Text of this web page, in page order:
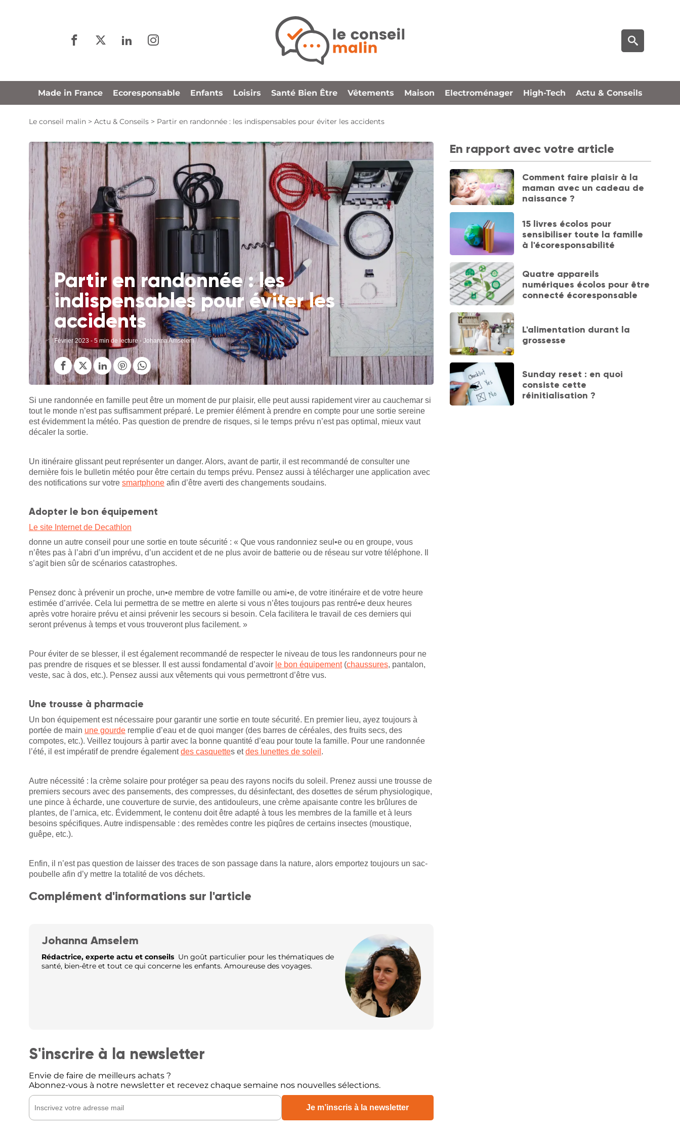
Made in France Ecoresponsable Enfants Loisirs Santé Bien Être Vêtements Maison Electroménager High-Tech Actu & Conseils
Le conseil malin > Actu & Conseils > Partir en randonnée : les indispensables pour éviter les accidents
Partir en randonnée : les
indispensables pour éviter les
accidents
Février 2023 - 5 min de lecture - Johanna Amselem
Si une randonnée en famille peut être un moment de pur plaisir, elle peut aussi rapidement virer au cauchemar si
tout le monde n’est pas suffisamment préparé. Le premier élément à prendre en compte pour une sortie sereine
est évidemment la météo. Pas question de prendre de risques, si le temps prévu n’est pas optimal, mieux vaut
décaler la sortie.
Un itinéraire glissant peut représenter un danger. Alors, avant de partir, il est recommandé de consulter une
dernière fois le bulletin météo pour être certain du temps prévu. Pensez aussi à télécharger une application avec
des notifications sur votre smartphone afin d’être averti des changements soudains.
Adopter le bon équipement
Le site Internet de Decathlon
donne un autre conseil pour une sortie en toute sécurité : « Que vous randonniez seul•e ou en groupe, vous
n’êtes pas à l’abri d’un imprévu, d’un accident et de ne plus avoir de batterie ou de réseau sur votre téléphone. Il
s’agit bien sûr de scénarios catastrophes.
Pensez donc à prévenir un proche, un•e membre de votre famille ou ami•e, de votre itinéraire et de votre heure
estimée d’arrivée. Cela lui permettra de se mettre en alerte si vous n’êtes toujours pas rentré•e deux heures
après votre horaire prévu et ainsi prévenir les secours si besoin. Cela facilitera le travail de ces derniers qui
seront prévenus à temps et vous trouveront plus facilement. »
Pour éviter de se blesser, il est également recommandé de respecter le niveau de tous les randonneurs pour ne
pas prendre de risques et se blesser. Il est aussi fondamental d’avoir le bon équipement(chaussures, pantalon,
veste, sac à dos, etc.). Pensez aussi aux vêtements qui vous permettront d’être vus.
Une trousse à pharmacie
Un bon équipement est nécessaire pour garantir une sortie en toute sécurité. En premier lieu, ayez toujours à
portée de main une gourde remplie d’eau et de quoi manger (des barres de céréales, des fruits secs, des
compotes, etc.). Veillez toujours à partir avec la bonne quantité d’eau pour toute la famille. Pour une randonnée
l’été, il est impératif de prendre égalementdes casquettes etdes lunettes de soleil .
Autre nécessité : la crème solaire pour protéger sa peau des rayons nocifs du soleil. Prenez aussi une trousse de
premiers secours avec des pansements, des compresses, du désinfectant, des dosettes de sérum physiologique,
une pince à écharde, une couverture de survie, des antidouleurs, une crème apaisante contre les brûlures de
plantes, de l’arnica, etc. Évidemment, le contenu doit être adapté à tous les membres de la famille et à leurs
besoins spécifiques. Autre indispensable : des remèdes contre les piqûres de certains insectes (moustique,
guêpe, etc.).
Enfin, il n’est pas question de laisser des traces de son passage dans la nature, alors emportez toujours un sac-
poubelle afin d’y mettre la totalité de vos déchets.
Complément d'informations sur l'article
Johanna Amselem
Rédactrice, experte actu et conseils Un goût particulier pour les thématiques de
santé, bien-être et tout ce qui concerne les enfants. Amoureuse des voyages.
S'inscrire à la newsletter
Envie de faire de meilleurs achats ?
Abonnez-vous à notre newsletter et recevez chaque semaine nos nouvelles sélections.
En rapport avec votre article
Comment faire plaisir à la
maman avec un cadeau de
naissance ?
15 livres écolos pour
sensibiliser toute la famille
à l'écoresponsabilité
Quatre appareils
numériques écolos pour être
connecté écoresponsable
L'alimentation durant la
grossesse
Sunday reset : en quoi
consiste cette
réinitialisation ?